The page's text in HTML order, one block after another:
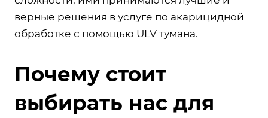
верные решения в услуге по акарицидной
обработке с помощью ULV тумана.
Почему стоит
выбирать нас для